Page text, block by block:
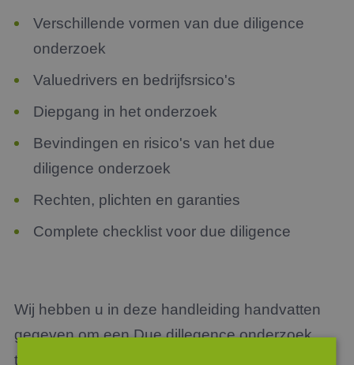
Verschillende vormen van due diligence
onderzoek
Valuedrivers en bedrijfsrsico's
Diepgang in het onderzoek
Bevindingen en risico's van het due
diligence onderzoek
Rechten, plichten en garanties
Complete checklist voor due diligence
Wij hebben u in deze handleiding handvatten
gegeven om een Due dillegence onderzoek
te realiseren. Wij zijn natuurlijk bereid